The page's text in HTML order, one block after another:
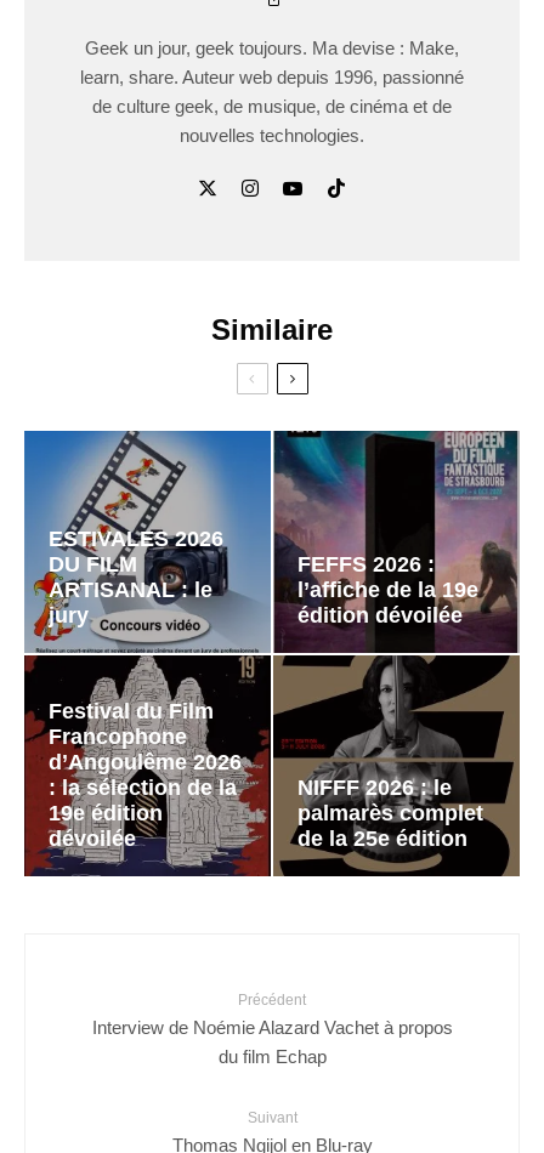
Geek un jour, geek toujours. Ma devise : Make,
learn, share. Auteur web depuis 1996, passionné
de culture geek, de musique, de cinéma et de
nouvelles technologies.
Similaire
ESTIVALES 2026
DU FILM
ARTISANAL : le
jury
FEFFS 2026 :
l’affiche de la 19e
édition dévoilée
Festival du Film
Francophone
d’Angoulême 2026
: la sélection de la
19e édition
dévoilée
NIFFF 2026 : le
palmarès complet
de la 25e édition
Précédent
Interview de Noémie Alazard Vachet à propos
du film Echap
Suivant
Thomas Ngijol en Blu-ray